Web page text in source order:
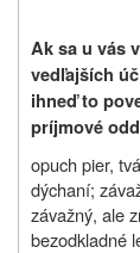
Ak sa u vás
vedľajších
ihneď to
príjmové
opuch pier,
dýchaní;
závažný, ale
bezodkladné